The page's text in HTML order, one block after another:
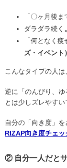
「〇ヶ月後
ダラダラ続く
「何となく
ズ・イベント
こんなタイプの人は
逆に「のんびり、
とは少しズレやすい
自分の「向き度」
RIZAP向き度チェッ
② 自分一人だと